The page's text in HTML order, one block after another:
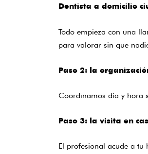
Dentista a domicilio
Todo empieza con una
para valorar sin que
Paso 2: la
Coordinamos día y hora
Paso 3: la visita en
El profesional acude a